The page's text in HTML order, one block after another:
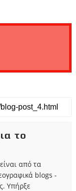
το
από τα
blogs -
Υπήρξε